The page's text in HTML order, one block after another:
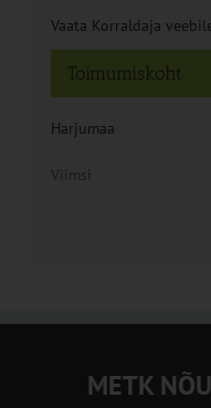
Toimumiskoht
Harjumaa
Viimsi
Vaata Korraldaja
METK